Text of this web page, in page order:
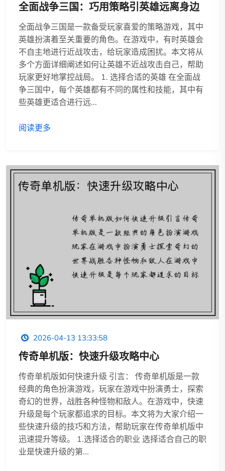
全面战争三国：巧用策略引英雄远离身边
全面战争三国是一款备受玩家喜爱的策略游戏，其中
英雄扮演着至关重要的角色。在游戏中，有时英雄会
不自主地进行近战攻击，给玩家造成困扰。本文将从
多个方面详细阐述如何让英雄不近战攻击自己，帮助
玩家更好地掌控战局。 1. 选择合适的英雄 在全面战
争三国中，每个英雄都有不同的属性和技能，其中有
些英雄更适合进行远...
阅读更多
2026-04-13 13:33:58
传奇单机版：快速升级攻略中心
传奇单机版如何快速升级 引言： 传奇单机版是一款
经典的角色扮演游戏，玩家在游戏中扮演勇士，探索
奇幻的世界，战胜各种怪物和敌人。在游戏中，快速
升级是每个玩家都追求的目标。本文将为大家介绍一
些快速升级的技巧和方法，帮助玩家在传奇单机版中
迅速提升等级。 1.选择适合的职业 选择适合自己的职
业是快速升级的第...